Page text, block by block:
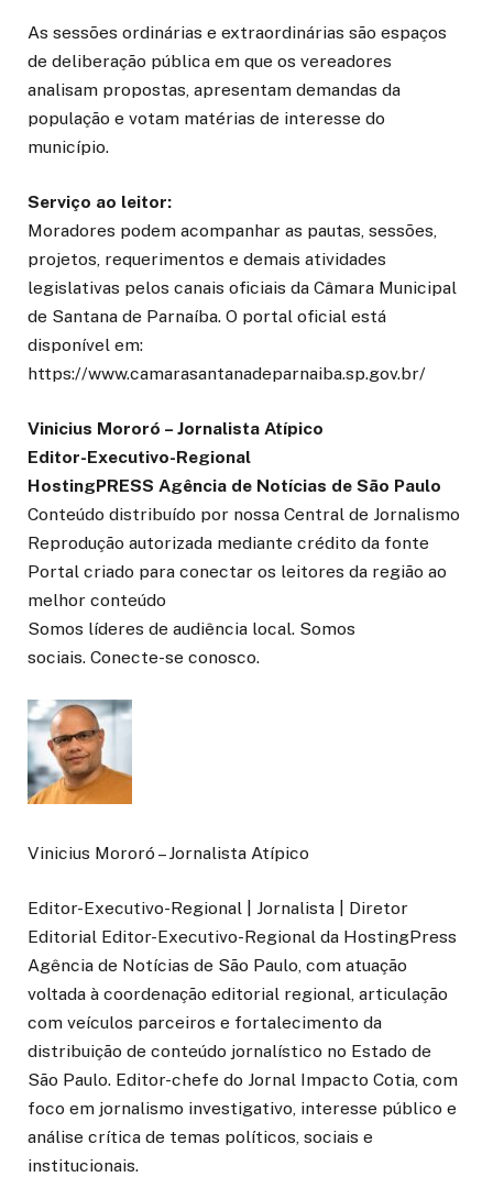
As sessões ordinárias e extraordinárias são espaços
de deliberação pública em que os vereadores
analisam propostas, apresentam demandas da
população e votam matérias de interesse do
município.
Serviço ao leitor:
Moradores podem acompanhar as pautas, sessões,
projetos, requerimentos e demais atividades
legislativas pelos canais oficiais da Câmara Municipal
de Santana de Parnaíba. O portal oficial está
disponível em:
https://www.camarasantanadeparnaiba.sp.gov.br/
Vinicius Mororó – Jornalista Atípico
Editor-Executivo-Regional
HostingPRESS Agência de Notícias de São Paulo
Conteúdo distribuído por nossa Central de Jornalismo
Reprodução autorizada mediante crédito da fonte
Portal criado para conectar os leitores da região ao
melhor conteúdo
Somos líderes de audiência local. Somos
sociais. Conecte-se conosco.
Vinicius Mororó – Jornalista Atípico
Editor-Executivo-Regional | Jornalista | Diretor
Editorial Editor-Executivo-Regional da HostingPress
Agência de Notícias de São Paulo, com atuação
voltada à coordenação editorial regional, articulação
com veículos parceiros e fortalecimento da
distribuição de conteúdo jornalístico no Estado de
São Paulo. Editor-chefe do Jornal Impacto Cotia, com
foco em jornalismo investigativo, interesse público e
análise crítica de temas políticos, sociais e
institucionais.